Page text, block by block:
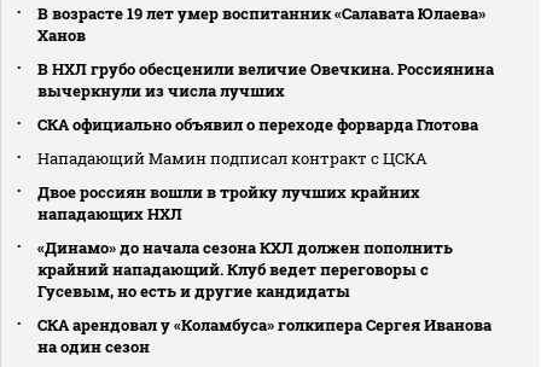
В возрасте 19 лет умер воспитанник «Салавата Юлаева»
Ханов
В НХЛ грубо обесценили величие Овечкина. Россиянина
вычеркнули из числа лучших
СКА официально объявил о переходе форварда Глотова
Нападающий Мамин подписал контракт с ЦСКА
Двое россиян вошли в тройку лучших крайних
нападающих НХЛ
«Динамо» до начала сезона КХЛ должен пополнить
крайний нападающий. Клуб ведет переговоры с
Гусевым, но есть и другие кандидаты
СКА арендовал у «Коламбуса» голкипера Сергея Иванова
на один сезон